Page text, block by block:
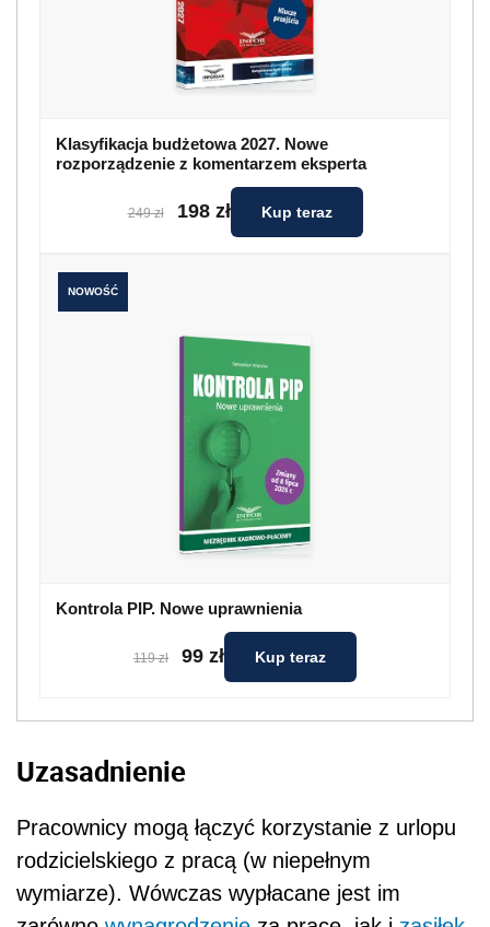
Klasyfikacja budżetowa 2027. Nowe
rozporządzenie z komentarzem eksperta
249 zł 198 zł Kup teraz
NOWOŚĆ
Kontrola PIP. Nowe uprawnienia
119 zł 99 zł Kup teraz
Uzasadnienie
Pracownicy mogą łączyć korzystanie z urlopu
rodzicielskiego z pracą (w niepełnym
wymiarze). Wówczas wypłacane jest im